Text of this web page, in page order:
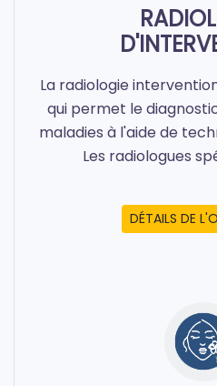
La radiologie
qui permet le
maladies à l'aide de
Les radiologues
DÉTAILS DE